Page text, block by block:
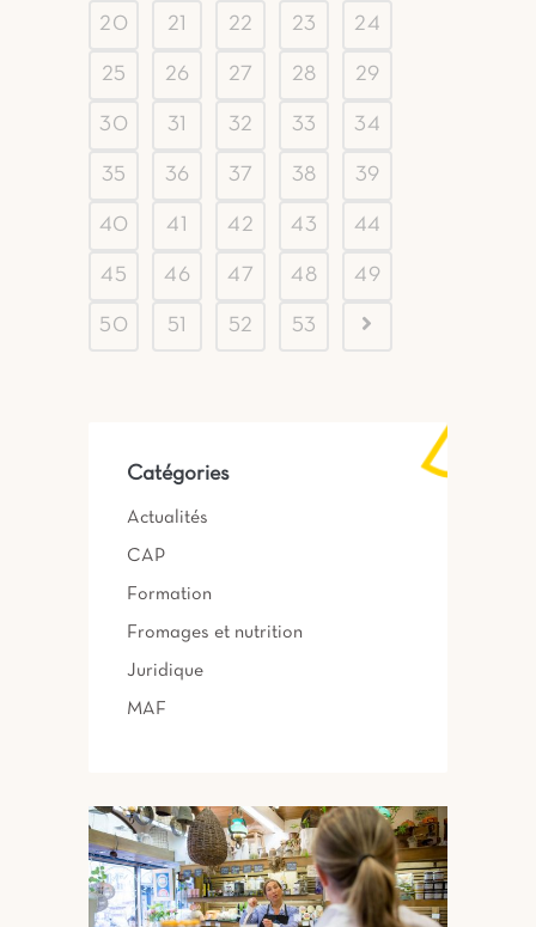
20 21 22 23 24
25 26 27 28 29
30 31 32 33 34
35 36 37 38 39
40 41 42 43 44
45 46 47 48 49
50 51 52 53
Catégories
Actualités
CAP
Formation
Fromages et nutrition
Juridique
MAF